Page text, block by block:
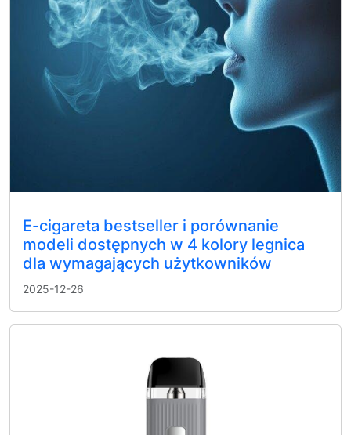
E-cigareta bestseller i porównanie
modeli dostępnych w 4 kolory legnica
dla wymagających użytkowników
2025-12-26